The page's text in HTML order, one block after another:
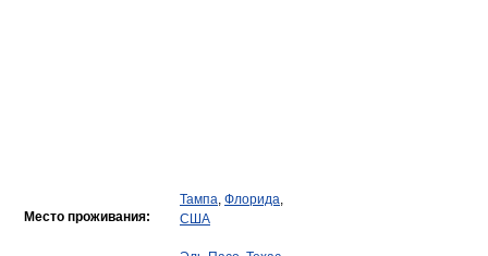
Место проживания:
Тампа, Флорида,
США